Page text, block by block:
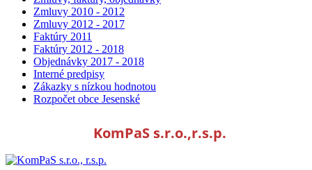
Zmluvy 2010 - 2012
Zmluvy 2012 - 2017
Faktúry 2011
Faktúry 2012 - 2018
Objednávky 2017 - 2018
Interné predpisy
Zákazky s nízkou hodnotou
Rozpočet obce Jesenské
KomPaS s.r.o.,r.s.p.